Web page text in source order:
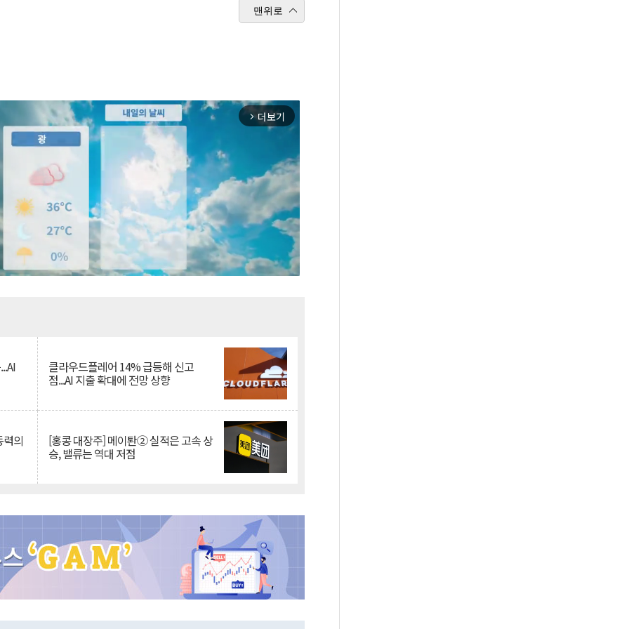
맨위로
arrow_forward_ios 더보기
클라우드플레어 14% 급등해 신고
점...AI 지출 확대에 전망 상향
의 [홍콩 대장주] 메이퇀② 실적은 고속 상
승, 밸류는 역대 저점